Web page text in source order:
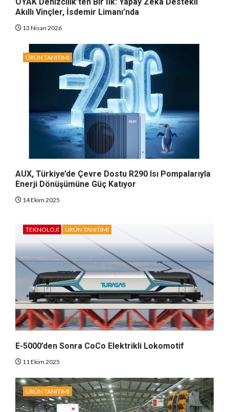
Akıllı Vinçler, İsdemir Limanı’nda
13 Nisan 2026
ÜRÜN TANITIMI
AUX, Türkiye’de Çevre Dostu R290 Isı Pompalarıyla
Enerji Dönüşümüne Güç Katıyor
14 Ekim 2025
TEKNOLOJI ÜRÜN TANITIMI
E-5000’den Sonra CoCo Elektrikli Lokomotif
11 Ekim 2025
ÜRÜN TANITIMI